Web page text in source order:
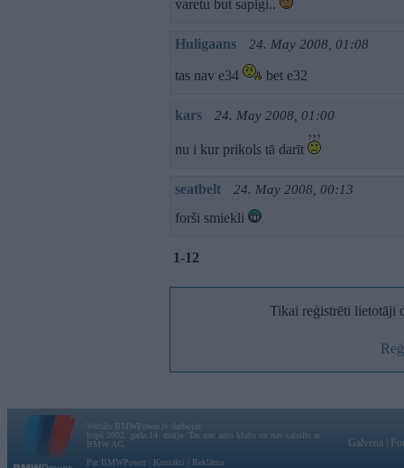
varetu but sapigi..
Huligaans 24. May 2008, 01:08
tas nav e34 bet e32
kars 24. May 2008, 01:00
nu i kur prikols tā darīt
seatbelt 24. May 2008, 00:13
forši smiekli
1-12
Tikai reģistrēti lietotāji
Vortāls BMWPower.lv darbojas
kopš 2002. gada 14. maija. Tas nav auto klubs un nav saistīts ar
BMW AG.
Par BMWPower
Kontakti Reklāma
Galvena